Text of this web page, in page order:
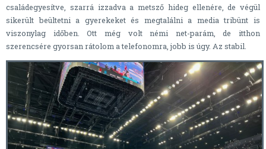
családegyesítve, szarrá izzadva a metsző hideg ellenére, de végül
sikerült beültetni a gyerekeket és megtalálni a media tribünt is
viszonylag időben. Ott még volt némi net-parám, de itthon
szerencsére gyorsan rátolom a telefonomra, jobb is úgy. Az stabil.